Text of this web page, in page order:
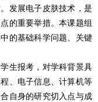
发展电子皮肤技术，是
的重要举措。本课题组
的基础科学问题、关键
生报考，对学科背景具
、电子信息、计算机等
自身的研究切入点与成